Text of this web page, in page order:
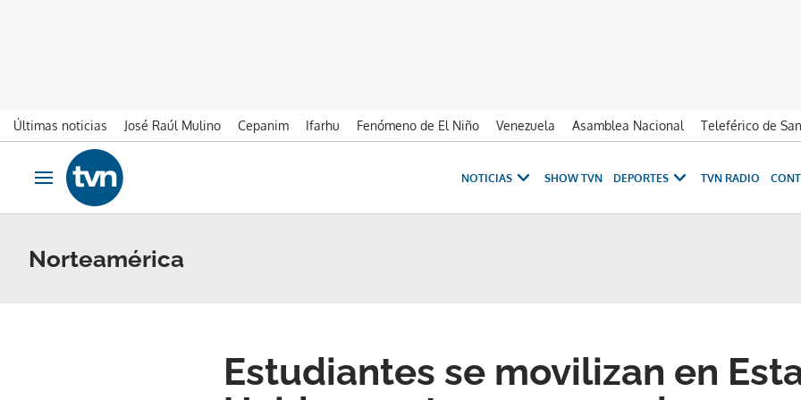
Últimas noticias José Raúl Mulino Cepanim Ifarhu Fenómeno de El Niño Venezuela Asamblea Nacional Teleférico de
Ir al contenido
Obrir navegació
NOTICIAS SHOW TVN DEPORTES TVN RADIO
Norteamérica
Estudiantes se movilizan en